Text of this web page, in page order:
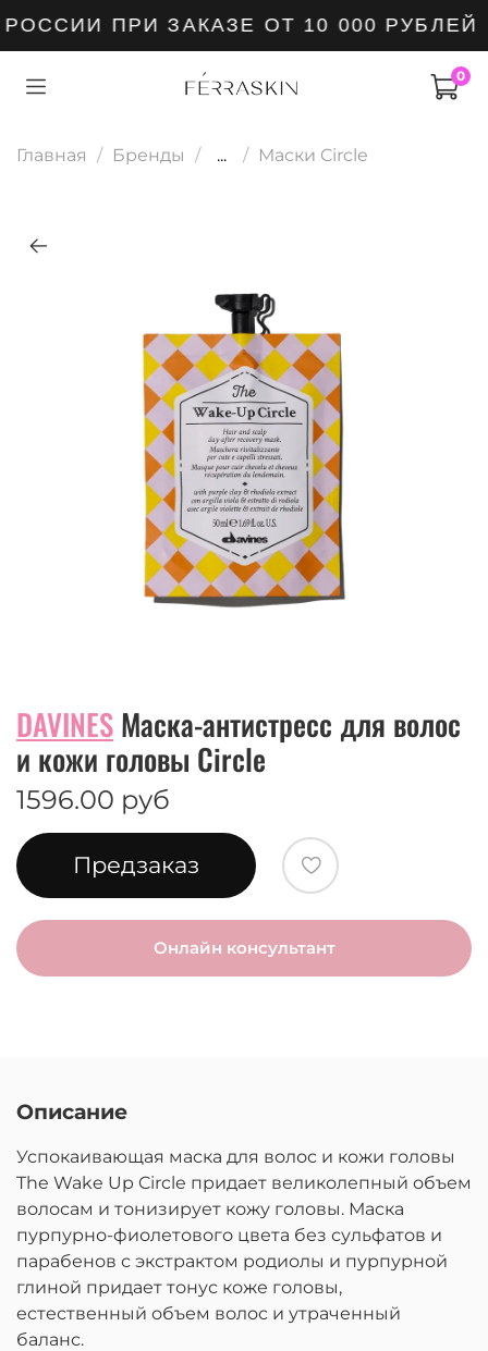
ПРИ ЗАКАЗЕ ОТ 10 000 РУБЛЕЙ
0
Главная Бренды ... Маски Circle
DAVINES Маска-антистресс для волос
и кожи головы Circle
1596.00 руб
Предзаказ
Онлайн консультант
Описание
Успокаивающая маска для волос и кожи головы
The Wake Up Circle придает великолепный объем
волосам и тонизирует кожу головы. Маска
пурпурно-фиолетового цвета без сульфатов и
парабенов с экстрактом родиолы и пурпурной
глиной придает тонус коже головы,
естественный объем волос и утраченный
баланс.